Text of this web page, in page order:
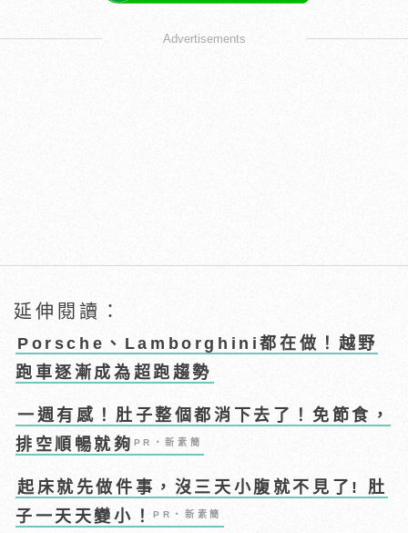
Advertisements
延伸閱讀：
Porsche、Lamborghini都在做！越野
跑車逐漸成為超跑趨勢
一週有感！肚子整個都消下去了！免節食，
排空順暢就夠 PR・新素簡
起床就先做件事，沒三天小腹就不見了! 肚
子一天天變小！PR・新素簡